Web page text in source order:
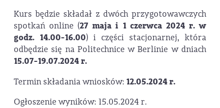
Kurs będzie składał z dwóch przygotowawczych
spotkań online (27 maja i 1 czerwca 2024 r. w
godz. 14.00-16.00) i części stacjonarnej, która
odbędzie się na Politechnice w Berlinie w dniach
15.07-19.07.2024 r.
Termin składania wniosków: 12.05.2024 r.
Ogłoszenie wyników: 15.05.2024 r.